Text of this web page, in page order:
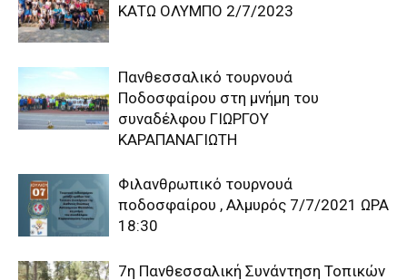
ΚΑΤΩ ΟΛΥΜΠΟ 2/7/2023
Πανθεσσαλικό τουρνουά
Ποδοσφαίρου στη μνήμη του
συναδέλφου ΓΙΩΡΓΟΥ
ΚΑΡΑΠΑΝΑΓΙΩΤΗ
Φιλανθρωπικό τουρνουά
ποδοσφαίρου , Αλμυρός 7/7/2021 ΩΡΑ
18:30
7η Πανθεσσαλική Συνάντηση Τοπικών